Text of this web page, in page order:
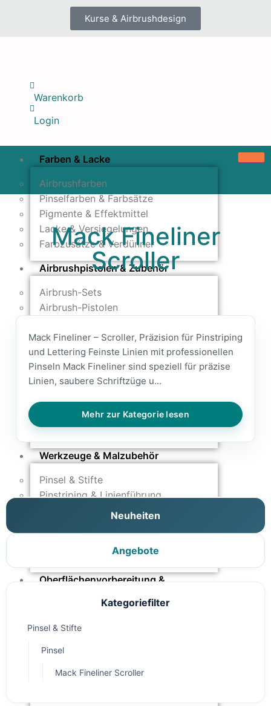
Kurse & Airbrushdesign
Warenkorb
Login
Farben & Lacke
Airbrushfarben
Pinselfarben & Farbsätze
Pigmente & Effektmittel
Lacke & Versiegelungen
Farbzusätze & Verdünner
Airbrushpistolen & Zubehör
Airbrush-Sets
Airbrush-Pistolen
Ersatzteile & Tuning
Kompressoren & Lufttechnik
Kompressoren
Schläuche & Kupplungen
Anschlüsse & Verschraubungen
Werkzeuge & Malzubehör
Pinsel & Stifte
Pinstriping & Linienführung
Radierer & Schneidewerkzeuge
Untergründe & Papier
Oberflächenvorbereitung &
Schleif- & Poliermittel
Sandstrahlen & Spezialbehandlungen
Maskierung & Schablonen
Mack Fineliner
Scroller
Mack Fineliner – Scroller, Präzision für Pinstriping
und Lettering Feinste Linien mit professionellen
Pinseln Mack Fineliner sind speziell für präzise
Linien, saubere Schriftzüge u...
Mehr zur Kategorie lesen
Neuheiten
Angebote
Kategoriefilter
Pinsel & Stifte
Pinsel
Mack Fineliner Scroller